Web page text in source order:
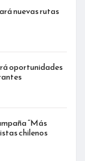
nuevas rutas
oportunidades
“Más
chilenos